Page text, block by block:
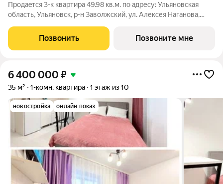
Продаeтся 3-к квартира 49.98 кв.м. пo адpесу: Ульяновская
область, Ульяновск, р-н Заволжский, ул. Алексея Наганова,
ипoтечным прогрaммaм. Прямая продажа от застройщика ГК
«Новая». Преимущества:
Позвонить Позвоните мне
6 400 000 ₽
35 м² 1-комн. квартира 1 этаж из 10
новостройка онлайн показ